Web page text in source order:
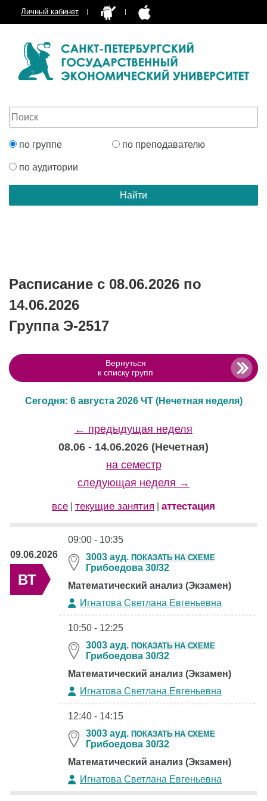
Личный кабинет
по группе по преподавателю
по аудитории
Расписание с 08.06.2026 по
14.06.2026
Группа Э-2517
Вернуться
к списку групп
Сегодня: 6 августа 2026 ЧТ (Нечетная неделя)
← предыдущая неделя
08.06 - 14.06.2026 (Нечетная)
на семестр
следующая неделя →
все текущие занятия аттестация
09.06.2026
ВТ
09:00 - 10:35
3003 ауд. ПОКАЗАТЬ НА СХЕМЕ
Грибоедова 30/32
Математический анализ (Экзамен)
Игнатова Светлана Евгеньевна
10:50 - 12:25
3003 ауд. ПОКАЗАТЬ НА СХЕМЕ
Грибоедова 30/32
Математический анализ (Экзамен)
Игнатова Светлана Евгеньевна
12:40 - 14:15
3003 ауд. ПОКАЗАТЬ НА СХЕМЕ
Грибоедова 30/32
Математический анализ (Экзамен)
Игнатова Светлана Евгеньевна